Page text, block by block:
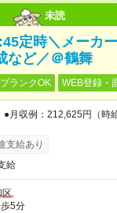
未読
定時＼メーカ
など／＠鶴舞
ブランクOK WEB登録・
月収例：212,625円（時
支給あり
給
区
5分